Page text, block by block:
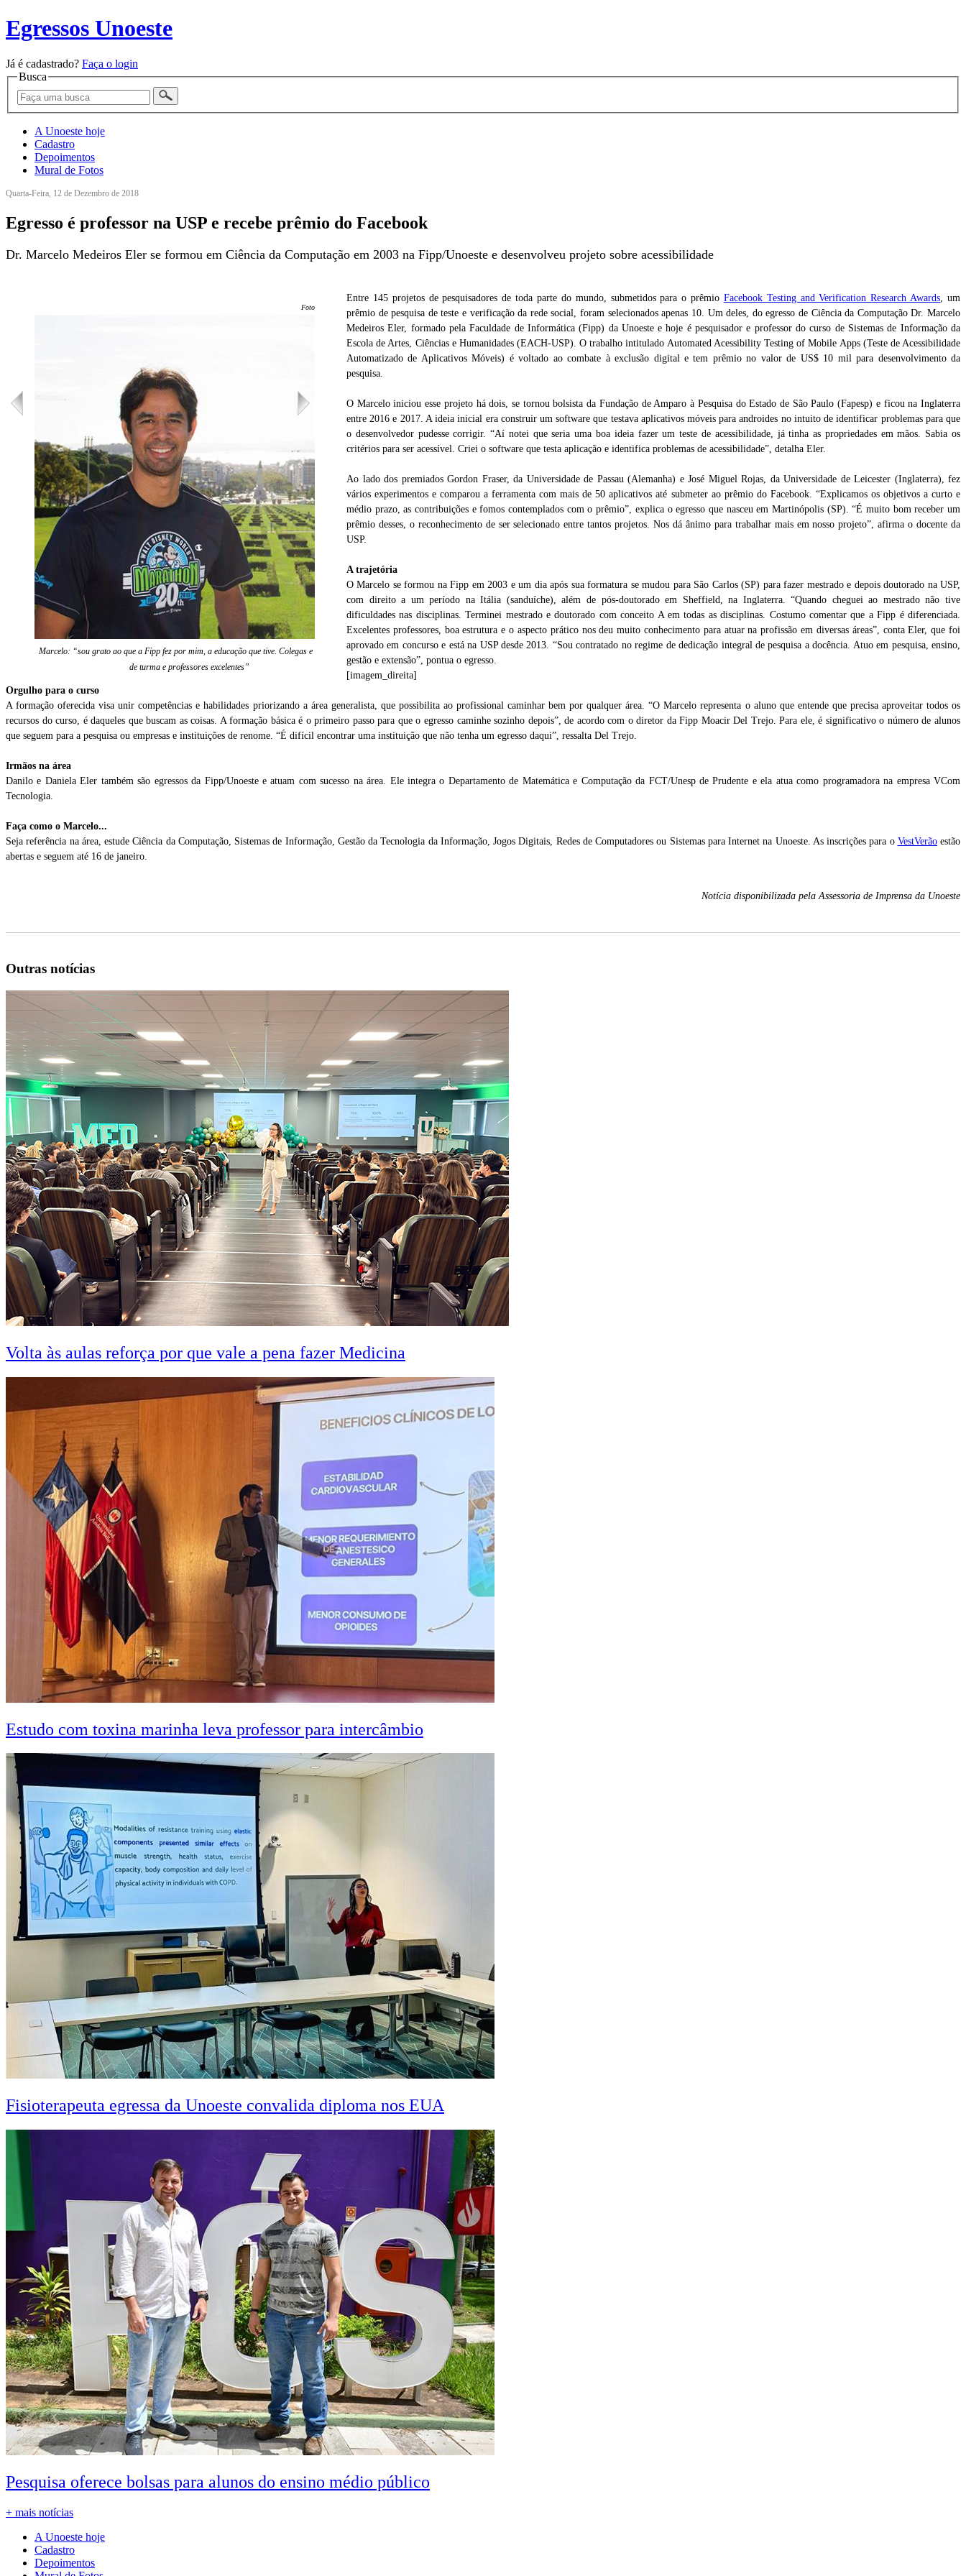
Egressos Unoeste
Já é cadastrado? Faça o login
Busca
A Unoeste hoje
Cadastro
Depoimentos
Mural de Fotos
Quarta-Feira, 12 de Dezembro de 2018
Egresso é professor na USP e recebe prêmio do Facebook
Dr. Marcelo Medeiros Eler se formou em Ciência da Computação em 2003 na Fipp/Unoeste e desenvolveu projeto sobre acessibilidade
Foto: Cedida
Marcelo: “sou grato ao que a Fipp fez por mim, a educação que tive. Colegas e amigos
de turma e professores excelentes”
Entre 145 projetos de pesquisadores de toda parte do mundo, submetidos para o prêmio Facebook Testing and Verification Research Awards, um
prêmio de pesquisa de teste e verificação da rede social, foram selecionados apenas 10. Um deles, do egresso de Ciência da Computação Dr. Marcelo
Medeiros Eler, formado pela Faculdade de Informática (Fipp) da Unoeste e hoje é pesquisador e professor do curso de Sistemas de Informação da
Escola de Artes, Ciências e Humanidades (EACH-USP). O trabalho intitulado Automated Acessibility Testing of Mobile Apps (Teste de Acessibilidade
Automatizado de Aplicativos Móveis) é voltado ao combate à exclusão digital e tem prêmio no valor de US$ 10 mil para desenvolvimento da
pesquisa.
O Marcelo iniciou esse projeto há dois, se tornou bolsista da Fundação de Amparo à Pesquisa do Estado de São Paulo (Fapesp) e ficou na Inglaterra
entre 2016 e 2017. A ideia inicial era construir um software que testava aplicativos móveis para androides no intuito de identificar problemas para que
o desenvolvedor pudesse corrigir. “Aí notei que seria uma boa ideia fazer um teste de acessibilidade, já tinha as propriedades em mãos. Sabia os
critérios para ser acessível. Criei o software que testa aplicação e identifica problemas de acessibilidade”, detalha Eler.
Ao lado dos premiados Gordon Fraser, da Universidade de Passau (Alemanha) e José Miguel Rojas, da Universidade de Leicester (Inglaterra), fez
vários experimentos e comparou a ferramenta com mais de 50 aplicativos até submeter ao prêmio do Facebook. “Explicamos os objetivos a curto e
médio prazo, as contribuições e fomos contemplados com o prêmio”, explica o egresso que nasceu em Martinópolis (SP). “É muito bom receber um
prêmio desses, o reconhecimento de ser selecionado entre tantos projetos. Nos dá ânimo para trabalhar mais em nosso projeto”, afirma o docente da
USP.
A trajetória
O Marcelo se formou na Fipp em 2003 e um dia após sua formatura se mudou para São Carlos (SP) para fazer mestrado e depois doutorado na USP,
com direito a um período na Itália (sanduíche), além de pós-doutorado em Sheffield, na Inglaterra. “Quando cheguei ao mestrado não tive
dificuldades nas disciplinas. Terminei mestrado e doutorado com conceito A em todas as disciplinas. Costumo comentar que a Fipp é diferenciada.
Excelentes professores, boa estrutura e o aspecto prático nos deu muito conhecimento para atuar na profissão em diversas áreas”, conta Eler, que foi
aprovado em concurso e está na USP desde 2013. “Sou contratado no regime de dedicação integral de pesquisa a docência. Atuo em pesquisa, ensino,
gestão e extensão”, pontua o egresso.
[imagem_direita]
Orgulho para o curso
A formação oferecida visa unir competências e habilidades priorizando a área generalista, que possibilita ao profissional caminhar bem por qualquer área. “O Marcelo representa o aluno que entende que precisa aproveitar todos os
recursos do curso, é daqueles que buscam as coisas. A formação básica é o primeiro passo para que o egresso caminhe sozinho depois”, de acordo com o diretor da Fipp Moacir Del Trejo. Para ele, é significativo o número de alunos
que seguem para a pesquisa ou empresas e instituições de renome. “É difícil encontrar uma instituição que não tenha um egresso daqui”, ressalta Del Trejo.
Irmãos na área
Danilo e Daniela Eler também são egressos da Fipp/Unoeste e atuam com sucesso na área. Ele integra o Departamento de Matemática e Computação da FCT/Unesp de Prudente e ela atua como programadora na empresa VCom
Tecnologia.
Faça como o Marcelo...
Seja referência na área, estude Ciência da Computação, Sistemas de Informação, Gestão da Tecnologia da Informação, Jogos Digitais, Redes de Computadores ou Sistemas para Internet na Unoeste. As inscrições para o VestVerãoestão
abertas e seguem até 16 de janeiro.
Notícia disponibilizada pela Assessoria de Imprensa da Unoeste
Outras notícias
Volta às aulas reforça por que vale a pena fazer Medicina
Estudo com toxina marinha leva professor para intercâmbio
Fisioterapeuta egressa da Unoeste convalida diploma nos EUA
Pesquisa oferece bolsas para alunos do ensino médio público
+ mais notícias
A Unoeste hoje
Cadastro
Depoimentos